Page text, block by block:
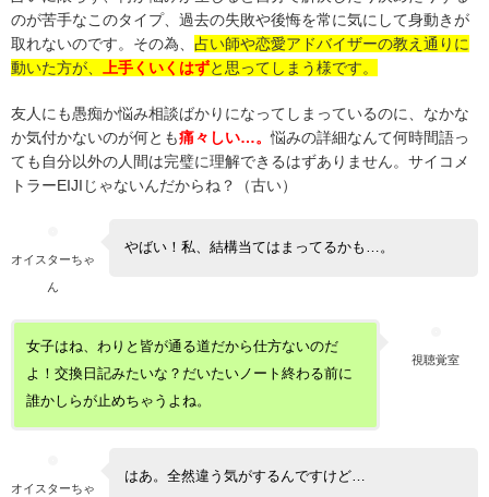
のが苦手なこのタイプ、過去の失敗や後悔を常に気にして身動きが
取れないのです。その為、 占い師や恋愛アドバイザーの教え通りに
動いた方が、
上手くいくはずと思ってしまう様です。
友人にも愚痴か悩み相談ばかりになってしまっているのに、なかな
か気付かないのが何とも痛々しい…。悩みの詳細なんて何時間語っ
ても自分以外の人間は完璧に理解できるはずありません。サイコメ
トラーEIJIじゃないんだからね？（古い）
オイスターちゃ
ん
やばい！私、結構当てはまってるかも…。
視聴覚室
女子はね、わりと皆が通る道だから仕方ないのだ
よ！交換日記みたいな？だいたいノート終わる前に
誰かしらが止めちゃうよね。
オイスターちゃ
はあ。全然違う気がするんですけど…